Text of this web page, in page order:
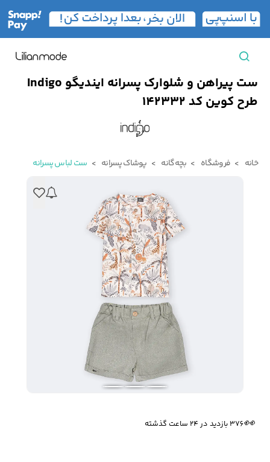
زنانه
مشاهده همه محصولات
بارانی مردانه پالتو مردانه
جوراب مردانه کت مردانه
شلوارک مردانه ژاکت و پلیور مردانه
شلوار جین مردانه
شلوار پارچه ای
مردانه
ست پیراهن و شلوارک پسرانه ایندیگو Indigo
طرح کوین کد 142332
خانه فروشگاه بچه‌گانه پوشاک پسرانه ست لباس پسرانه
👀376 بازدید در ۲۴ ساعت گذشته